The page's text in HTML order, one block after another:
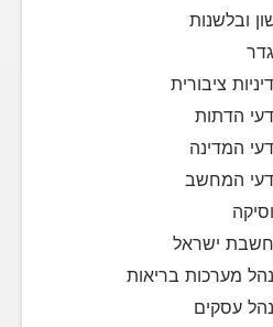
ובלשנות
ציבורית
הדתות
המדינה
המחשב
ישראל
מערכות בריאות
עסקים